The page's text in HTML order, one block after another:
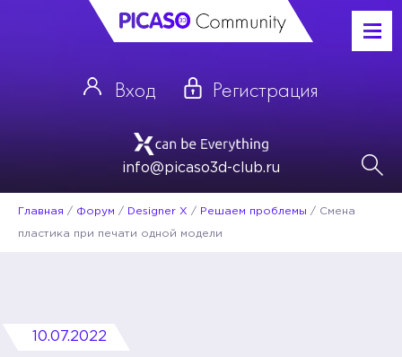
Вход Регистрация
info@picaso3d-club.ru
Главная / Форум / Designer X / Решаем проблемы / Смена
пластика при печати одной модели
10.07.2022